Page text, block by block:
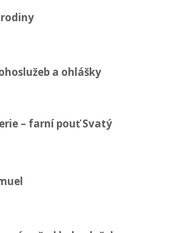
rodiny
a ohlášky
– farní pouť Svatý